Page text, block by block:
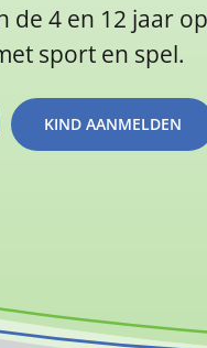
de 4 en 12 jaar
sport en spel.
KIND AANMELDEN